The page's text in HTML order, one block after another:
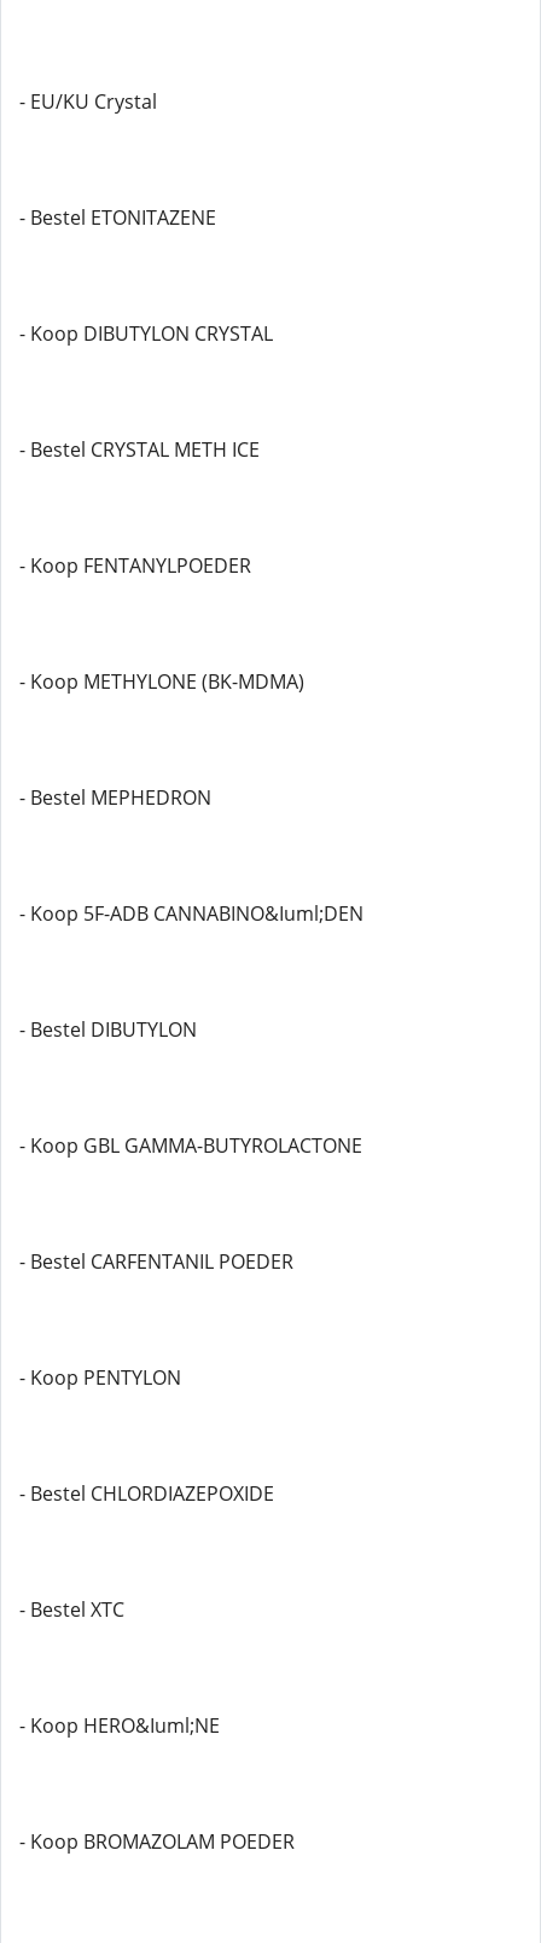
- EU/KU Crystal
- Bestel ETONITAZENE
- Koop DIBUTYLON CRYSTAL
- Bestel CRYSTAL METH ICE
- Koop FENTANYLPOEDER
- Koop METHYLONE (BK-MDMA)
- Bestel MEPHEDRON
- Koop 5F-ADB CANNABINO&Iuml;DEN
- Bestel DIBUTYLON
- Koop GBL GAMMA-BUTYROLACTONE
- Bestel CARFENTANIL POEDER
- Koop PENTYLON
- Bestel CHLORDIAZEPOXIDE
- Bestel XTC
- Koop HERO&Iuml;NE
- Koop BROMAZOLAM POEDER